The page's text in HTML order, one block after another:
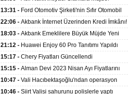
Bankaların Kredi Faiz Oranları Açıklandı! Uzun
Vadeyle Düşük Faizle Ödeme İmkânı!
13:31 - Ford Otomotiv Şirketi'nin Sıfır Otomobil
Kampanyasıyla Avantajlı Fiyatlar ve Takas İmkânı!
22:06 - Akbank İnternet Üzerinden Kredi İmkânı!
18:03 - Akbank Emeklilere Büyük Müjde Yeni
Avantajlar Sizi Bekliyor!
21:12 - Huawei Enjoy 60 Pro Tanıtımı Yapıldı
15:17 - Chery Fiyatları Güncellendi
15:15 - Alman Devi 2023 Nisan Ayı Fiyatlarını
Açıkladı
10:47 - Vali Hacıbektaşoğlu'ndan operasyon
bölgesinde inceleme
10:46 - Siirt Valisi sahurunu polislerle yaptı